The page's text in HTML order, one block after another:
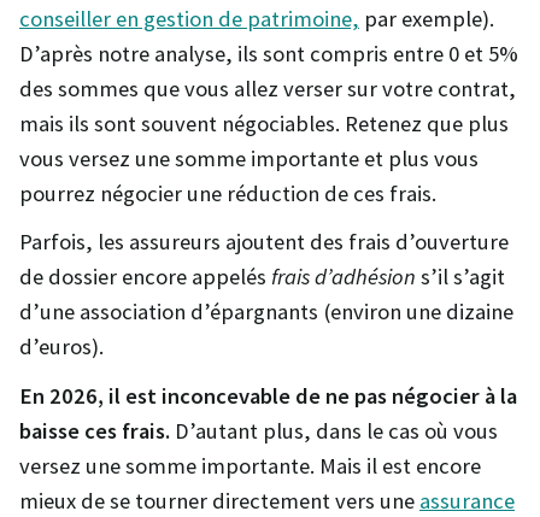
conseiller en gestion de patrimoine, par exemple).
D’après notre analyse, ils sont compris entre 0 et 5%
des sommes que vous allez verser sur votre contrat,
mais ils sont souvent négociables. Retenez que plus
vous versez une somme importante et plus vous
pourrez négocier une réduction de ces frais.
Parfois, les assureurs ajoutent des frais d’ouverture
de dossier encore appelés frais d’adhésion s’il s’agit
d’une association d’épargnants (environ une dizaine
d’euros).
En 2026, il est inconcevable de ne pas négocier à la
baisse ces frais. D’autant plus, dans le cas où vous
versez une somme importante. Mais il est encore
mieux de se tourner directement vers une assurance